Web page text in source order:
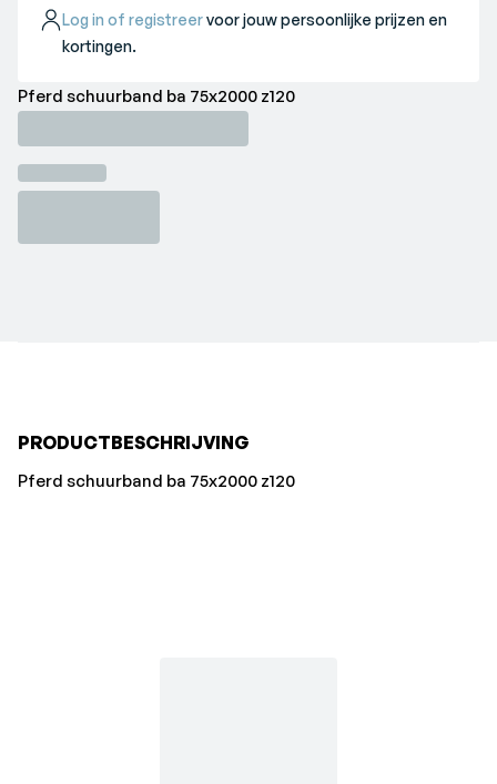
Log in of registreervoor jouw persoonlijke prijzen en
kortingen.
Pferd schuurband ba 75x2000 z120
PRODUCTBESCHRIJVING
Pferd schuurband ba 75x2000 z120